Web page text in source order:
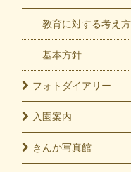
教育に対する考え方
基本方針
フォト ダイアリー
入園案内
きんか写真館